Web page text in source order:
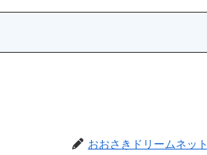
おおさきドリームネット